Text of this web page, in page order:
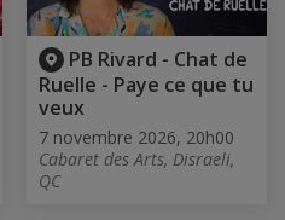
PB Rivard - Chat de
Ruelle - Paye ce que tu
veux
7 novembre 2026, 20h00
Cabaret des Arts, Disraeli,
QC